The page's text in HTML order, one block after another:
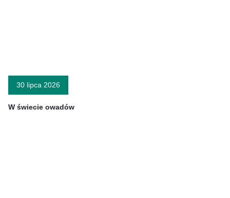
30 lipca 2026
W świecie owadów